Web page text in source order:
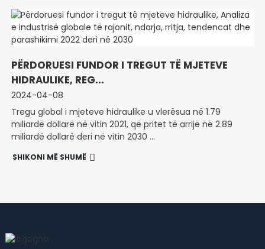
PËRDORUESI FUNDOR I TREGUT TË MJETEVE
HIDRAULIKE, REG...
2024-04-08
Tregu global i mjeteve hidraulike u vlerësua në 1.79
miliardë dollarë në vitin 2021, që pritet të arrijë në 2.89
miliardë dollarë deri në vitin 2030 ...
SHIKONI MË SHUMË